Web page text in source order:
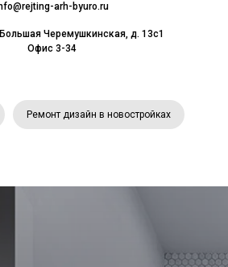
arh-byuro.ru
Черемушкинская, д. 13с1
Офис 3-34
Ремонт дизайн в новостройках